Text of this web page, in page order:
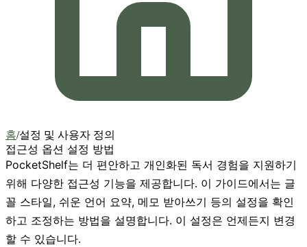
홈/설정 및 사용자 정의
접근성 옵션 설정 방법
PocketShelf는 더 편안하고 개인화된 독서 경험을 지원하기
위해 다양한 접근성 기능을 제공합니다. 이 가이드에서는 글
꼴 스타일, 쉬운 언어 요약, 메모 받아쓰기 등의 설정을 확인
하고 조정하는 방법을 설명합니다. 이 설정은 언제든지 변경
할 수 있습니다.